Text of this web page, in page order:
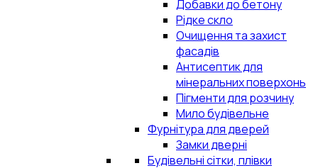
Добавки до бетону
Рідке скло
Очищення та захист
фасадів
Антисептик для
мінеральних поверхонь
Пігменти для розчину
Мило будівельне
Фурнітура для дверей
Замки дверні
Будівельні сітки, плівки